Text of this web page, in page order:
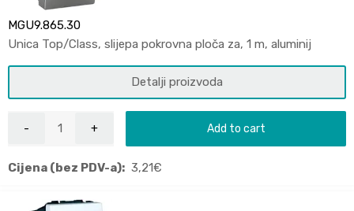
MGU9.865.30
Unica Top/Class, slijepa pokrovna ploča za, 1 m, aluminij
Detalji proizvoda
Add to cart
Cijena (bez PDV-a): 3,21€